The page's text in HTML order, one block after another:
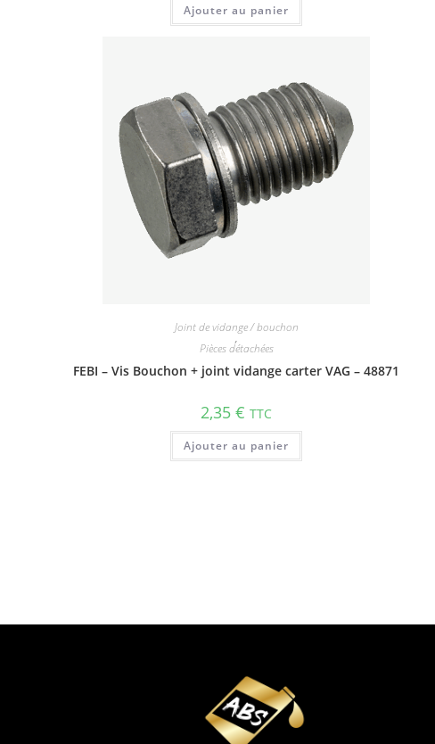
Ajouter au panier
Joint de vidange / bouchon
,
Pièces détachées
FEBI – Vis Bouchon + joint vidange carter VAG – 48871
2,35€ TTC
Ajouter au panier